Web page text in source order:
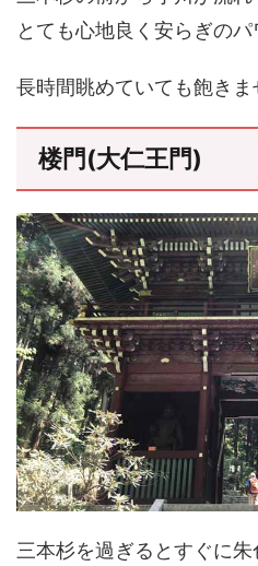
とても心地良く安らぎのパ
長時間眺めていても飽きま
楼門(大仁王門)
三本杉を過ぎるとすぐに朱